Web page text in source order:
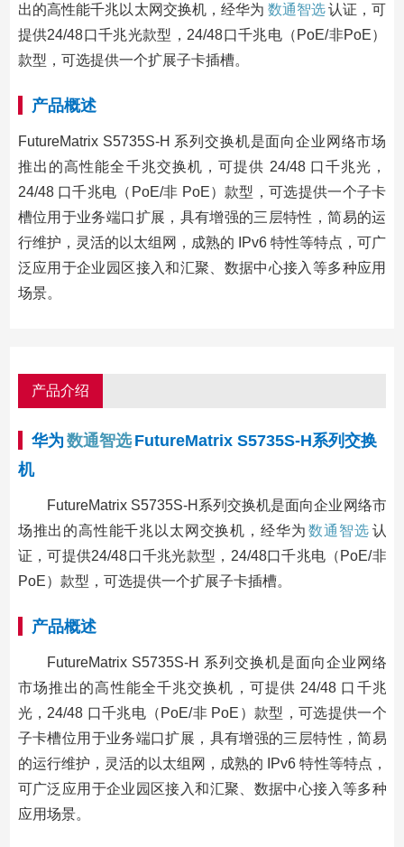
出的高性能千兆以太网交换机，经华为 数通智选认证，可
提供24/48口千兆光款型，24/48口千兆电（PoE/非PoE）
款型，可选提供一个扩展子卡插槽。
产品概述
FutureMatrix S5735S-H 系列交换机是面向企业网络市场
推出的高性能全千兆交换机，可提供 24/48 口千兆光，
24/48 口千兆电（PoE/非 PoE）款型，可选提供一个子卡
槽位用于业务端口扩展，具有增强的三层特性，简易的运
行维护，灵活的以太组网，成熟的 IPv6 特性等特点，可广
泛应用于企业园区接入和汇聚、数据中心接入等多种应用
场景。
产品介绍
华为 数通智选 FutureMatrix S5735S-H系列交换
机
FutureMatrix S5735S-H系列交换机是面向企业网络市
场推出的高性能千兆以太网交换机，经华为 数通智选 认
证，可提供24/48口千兆光款型，24/48口千兆电（PoE/非
PoE）款型，可选提供一个扩展子卡插槽。
产品概述
FutureMatrix S5735S-H 系列交换机是面向企业网络
市场推出的高性能全千兆交换机，可提供 24/48 口千兆
光，24/48 口千兆电（PoE/非 PoE）款型，可选提供一个
子卡槽位用于业务端口扩展，具有增强的三层特性，简易
的运行维护，灵活的以太组网，成熟的 IPv6 特性等特点，
可广泛应用于企业园区接入和汇聚、数据中心接入等多种
应用场景。